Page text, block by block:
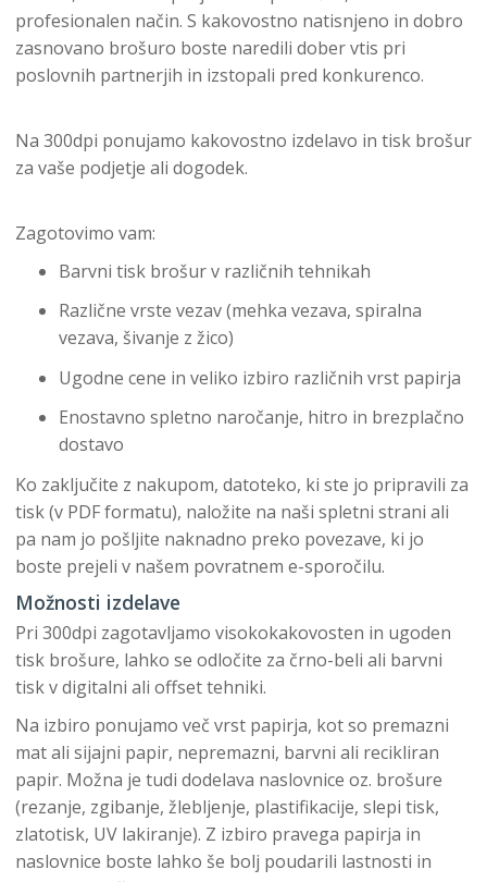
profesionalen način. S kakovostno natisnjeno in dobro
zasnovano brošuro boste naredili dober vtis pri
poslovnih partnerjih in izstopali pred konkurenco.
Na 300dpi ponujamo kakovostno izdelavo in tisk brošur
za vaše podjetje ali dogodek.
Zagotovimo vam:
Barvni tisk brošur v različnih tehnikah
Različne vrste vezav (mehka vezava, spiralna
vezava, šivanje z žico)
Ugodne cene in veliko izbiro različnih vrst papirja
Enostavno spletno naročanje, hitro in brezplačno
dostavo
Ko zaključite z nakupom, datoteko, ki ste jo pripravili za
tisk (v PDF formatu), naložite na naši spletni strani ali
pa nam jo pošljite naknadno preko povezave, ki jo
boste prejeli v našem povratnem e-sporočilu.
Možnosti izdelave
Pri 300dpi zagotavljamo visokokakovosten in ugoden
tisk brošure, lahko se odločite za črno-beli ali barvni
tisk v digitalni ali offset tehniki.
Na izbiro ponujamo več vrst papirja, kot so premazni
mat ali sijajni papir, nepremazni, barvni ali recikliran
papir. Možna je tudi dodelava naslovnice oz. brošure
(rezanje, zgibanje, žlebljenje, plastifikacije, slepi tisk,
zlatotisk, UV lakiranje). Z izbiro pravega papirja in
naslovnice boste lahko še bolj poudarili lastnosti in